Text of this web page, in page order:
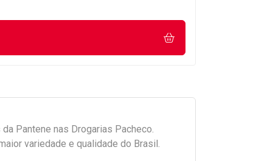
da Pantene nas Drogarias Pacheco.
variedade e qualidade do Brasil.